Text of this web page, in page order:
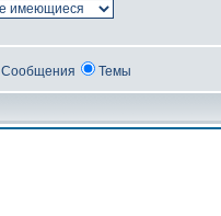
Сообщения Темы